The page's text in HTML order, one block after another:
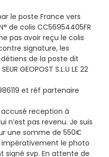
le poste France vers
de colis CC56954405FR
pas avoir reçu le colis
signature, les
de la poste dit
GEOPOST S.L.U LE 22
et réf partenaire
reception à
n’est pas revenu. Je suis
une somme de 550€
le photo
signé svp. En attente de